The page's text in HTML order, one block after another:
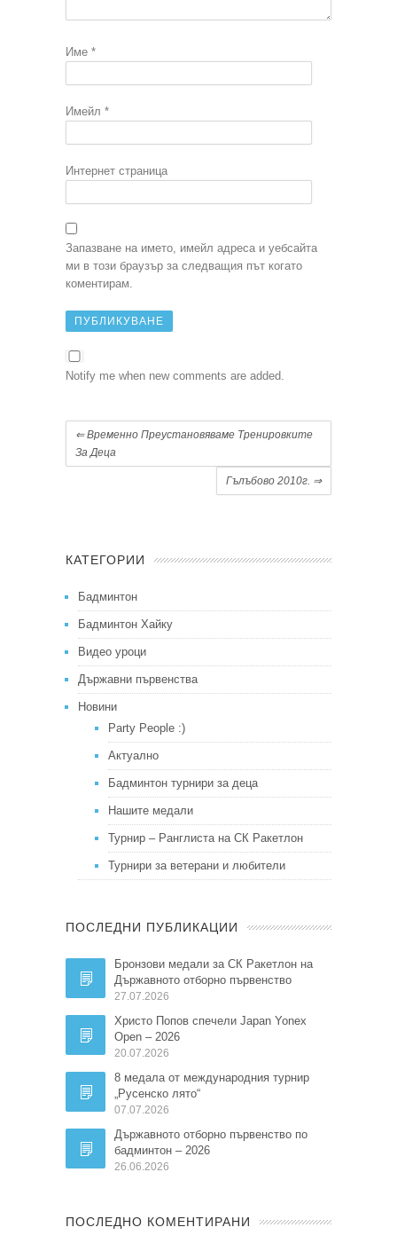
Име *
Имейл *
Интернет страница
Запазване на името, имейл адреса и уебсайта
ми в този браузър за следващия път когато
коментирам.
Notify me when new comments are added.
⇐Временно Преустановяваме Тренировките
За Деца
Гълъбово 2010г. ⇒
КАТЕГОРИИ
Бадминтон
Бадминтон Хайку
Видео уроци
Държавни първенства
Новини
Party People :)
Актуално
Бадминтон турнири за деца
Нашите медали
Турнир – Ранглиста на СК Ракетлон
Турнири за ветерани и любители
ПОСЛЕДНИ ПУБЛИКАЦИИ
Бронзови медали за СК Ракетлон на
Държавното отборно първенство
27.07.2026
Христо Попов спечели Japan Yonex
Open – 2026
20.07.2026
8 медала от международния турнир
„Русенско лято“
07.07.2026
Държавното отборно първенство по
бадминтон – 2026
26.06.2026
ПОСЛЕДНО КОМЕНТИРАНИ